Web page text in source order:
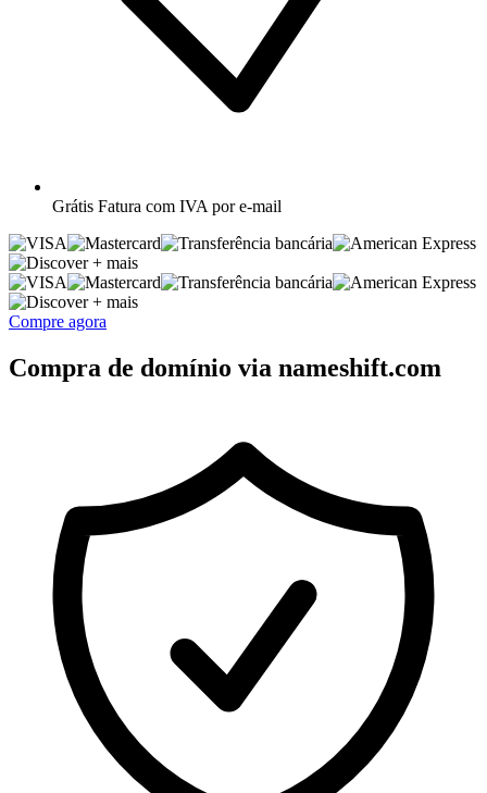
Grátis Fatura com IVA por e-mail
+ mais
+ mais
Compre agora
Compra de domínio via nameshift.com